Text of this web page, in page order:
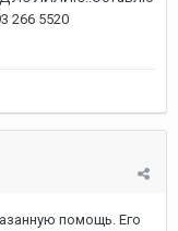
266 5520
помощь. Его